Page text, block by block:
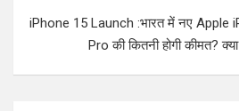
iPhone 15 Launch :भारत में नए Apple
Pro की कितनी होगी कीमत?